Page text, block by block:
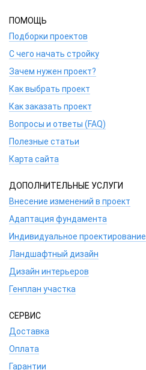
ПОМОЩЬ
Подборки проектов
С чего начать стройку
Зачем нужен проект?
Как выбрать проект
Как заказать проект
Вопросы и ответы (FAQ)
Полезные статьи
Карта сайта
ДОПОЛНИТЕЛЬНЫЕ УСЛУГИ
Внесение изменений в проект
Адаптация фундамента
Индивидуальное проектирование
Ландшафтный дизайн
Дизайн интерьеров
Генплан участка
СЕРВИС
Доставка
Оплата
Гарантии